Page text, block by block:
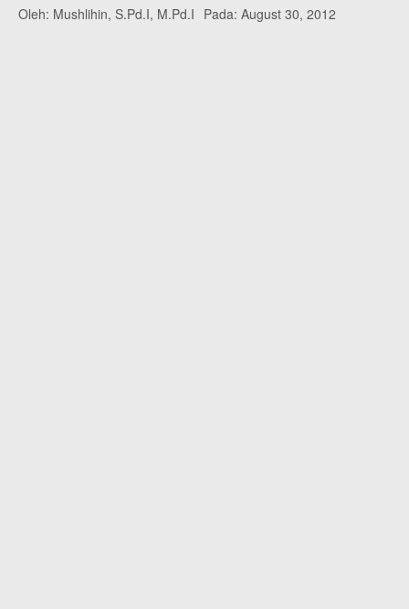
Oleh: Mushlihin, S.Pd.I, M.Pd.I Pada: August 30, 2012